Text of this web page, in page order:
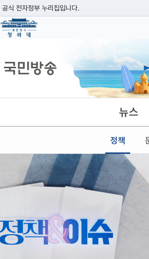
식 전자정부 누리집입니다.
하기
다른 도메인 주소를 사용하고 있다면 아래 URL에서
기
뉴스
정책